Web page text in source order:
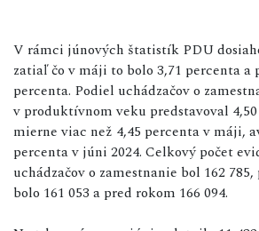
V rámci júnových štatistík PDU
zatiaľ čo v máji to bolo 3,71 percenta a
percenta. Podiel uchádzačov o
v produktívnom veku predstavoval
mierne viac než 4,45 percenta v máji,
percenta v júni 2024. Celkový počet
uchádzačov o zamestnanie bol 162
bolo 161 053 a pred rokom 166 094.